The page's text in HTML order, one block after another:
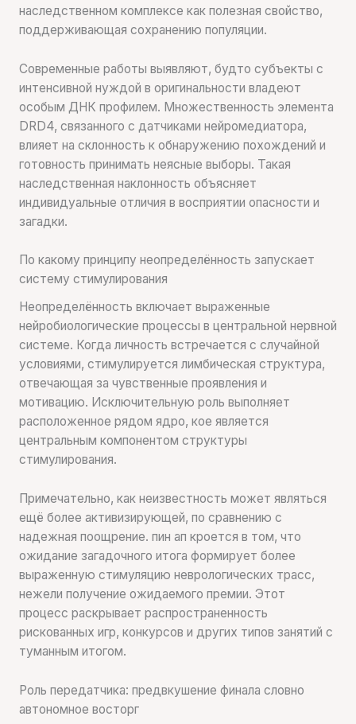
наследственном комплексе как полезная свойство,
поддерживающая сохранению популяции.
Современные работы выявляют, будто субъекты с
интенсивной нуждой в оригинальности владеют
особым ДНК профилем. Множественность элемента
DRD4, связанного с датчиками нейромедиатора,
влияет на склонность к обнаружению похождений и
готовность принимать неясные выборы. Такая
наследственная наклонность объясняет
индивидуальные отличия в восприятии опасности и
загадки.
По какому принципу неопределённость запускает
систему стимулирования
Неопределённость включает выраженные
нейробиологические процессы в центральной нервной
системе. Когда личность встречается с случайной
условиями, стимулируется лимбическая структура,
отвечающая за чувственные проявления и
мотивацию. Исключительную роль выполняет
расположенное рядом ядро, кое является
центральным компонентом структуры
стимулирования.
Примечательно, как неизвестность может являться
ещё более активизирующей, по сравнению с
надежная поощрение. пин ап кроется в том, что
ожидание загадочного итога формирует более
выраженную стимуляцию неврологических трасс,
нежели получение ожидаемого премии. Этот
процесс раскрывает распространенность
рискованных игр, конкурсов и других типов занятий с
туманным итогом.
Роль передатчика: предвкушение финала словно
автономное восторг